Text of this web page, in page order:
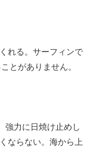
れる。サーフィンで
とがありません。
強力に日焼け止めし
ならない。海から上